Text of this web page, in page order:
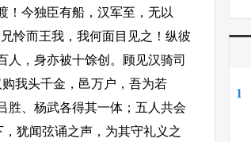
！今独臣有船，汉军至，无以
怜而王我，我何面目见之！纵彼
，身亦被十馀创。顾见汉骑司
我头千金，邑万户，吾为若
胜、杨武各得其一体；五人共会
犹闻弦诵之声，为其守礼义之
1